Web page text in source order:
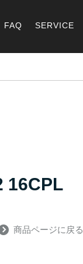
FAQ SERVICE
16CPL
商品ページに戻る